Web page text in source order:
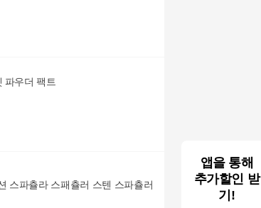
앱을 통해
추가할인 받
기!
파우더 팩트
스파츌라 스패츌러 스텐 스파츌러